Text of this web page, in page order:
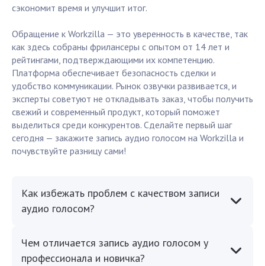
сэкономит время и улучшит итог.
Обращение к Workzilla — это уверенность в качестве, так
как здесь собраны фрилансеры с опытом от 14 лет и
рейтингами, подтверждающими их компетенцию.
Платформа обеспечивает безопасность сделки и
удобство коммуникации. Рынок озвучки развивается, и
эксперты советуют не откладывать заказ, чтобы получить
свежий и современный продукт, который поможет
выделиться среди конкурентов. Сделайте первый шаг
сегодня — закажите запись аудио голосом на Workzilla и
почувствуйте разницу сами!
Как избежать проблем с качеством записи
аудио голосом?
Чем отличается запись аудио голосом у
профессионала и новичка?